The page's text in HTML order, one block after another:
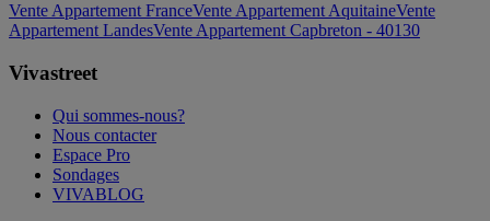
Vente Appartement FranceVente Appartement AquitaineVente
Appartement LandesVente Appartement Capbreton - 40130
Vivastreet
Qui sommes-nous?
Nous contacter
Espace Pro
Sondages
VIVABLOG